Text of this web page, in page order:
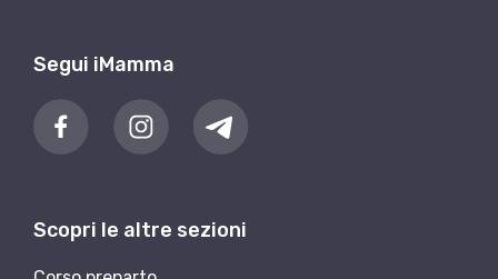
Segui iMamma
Scopri le altre sezioni